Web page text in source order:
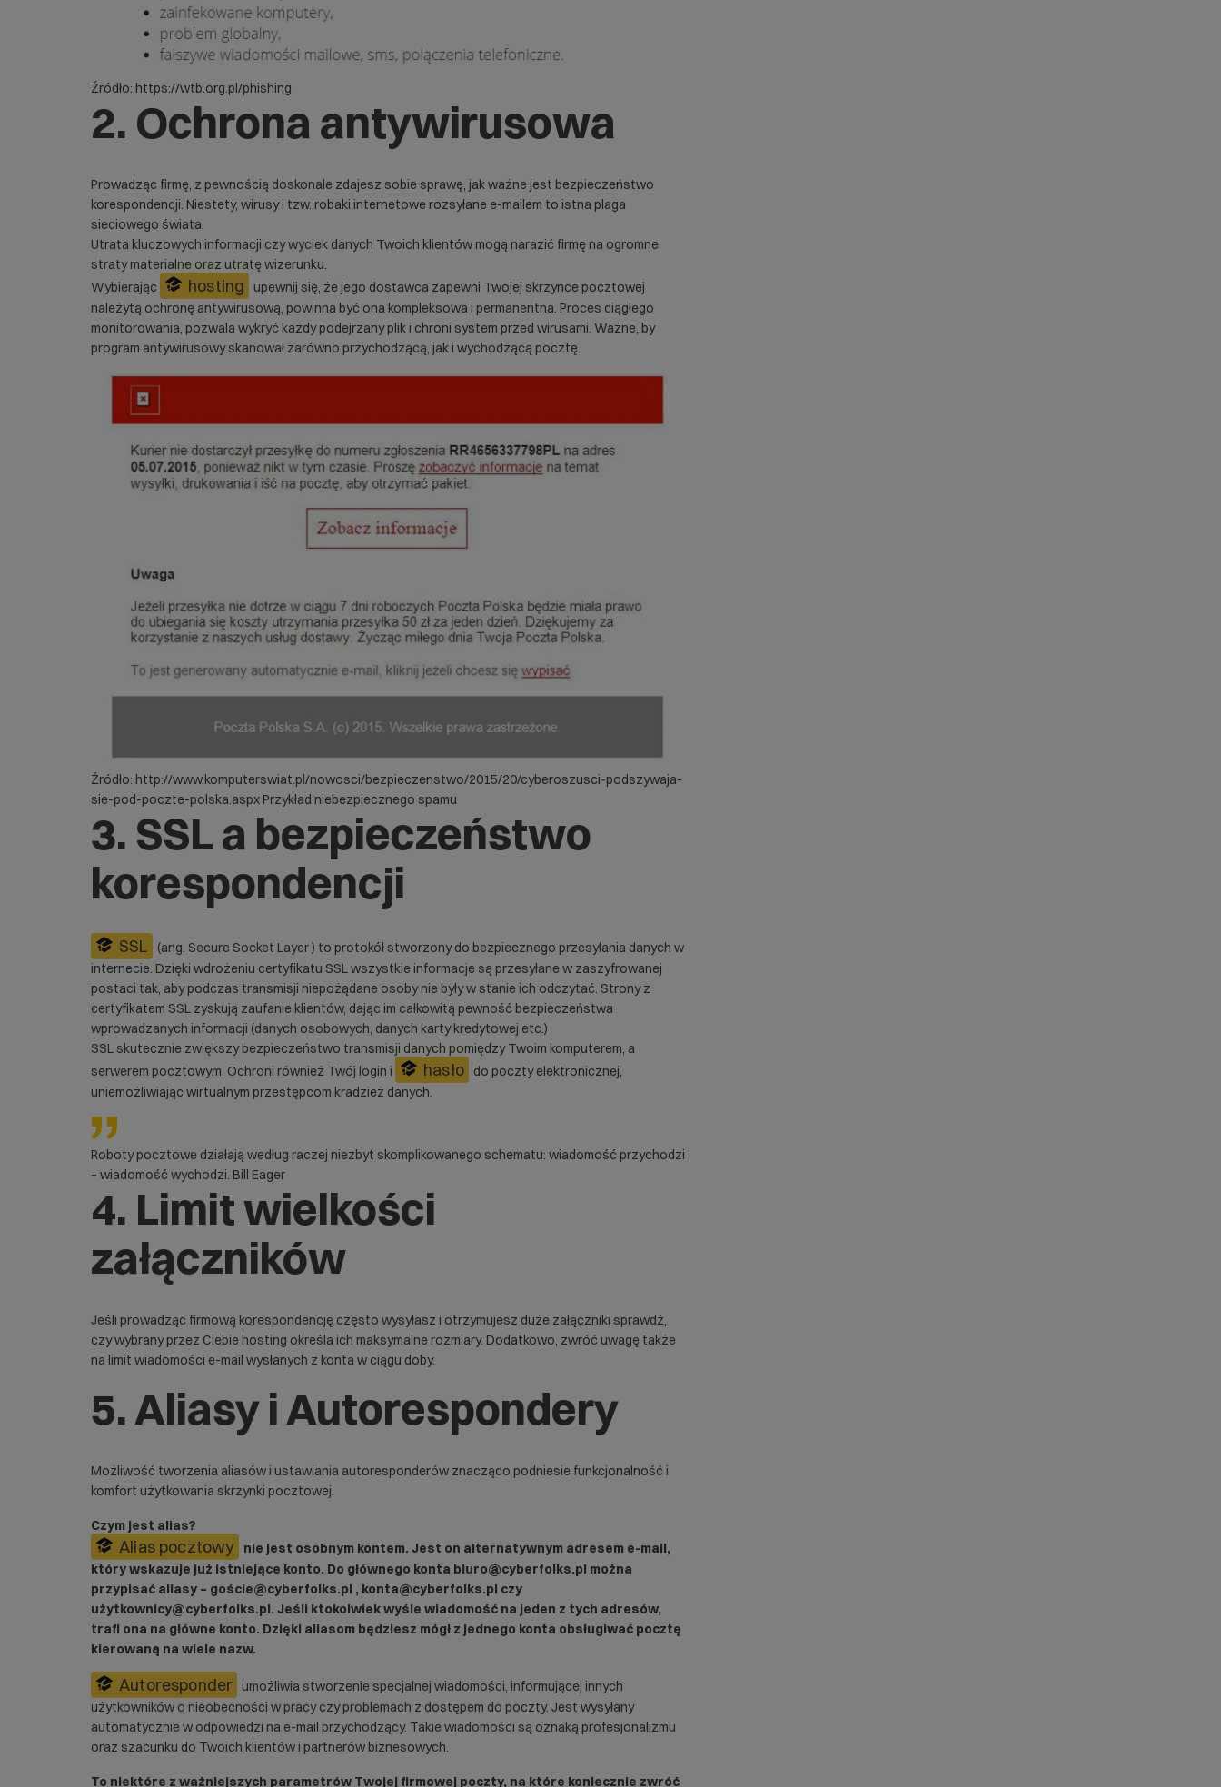
Źródło: https://wtb.org.pl/phishing
2. Ochrona antywirusowa
Prowadząc firmę, z pewnością doskonale zdajesz sobie sprawę, jak ważne jest bezpieczeństwo
korespondencji. Niestety, wirusy i tzw. robaki internetowe rozsyłane e-mailem to istna plaga
sieciowego świata.
Utrata kluczowych informacji czy wyciek danych Twoich klientów mogą narazić firmę na ogromne
straty materialne oraz utratę wizerunku.
Wybierając
hosting
upewnij się, że jego dostawca zapewni Twojej skrzynce pocztowej
należytą ochronę antywirusową, powinna być ona kompleksowa i permanentna. Proces ciągłego
monitorowania, pozwala wykryć każdy podejrzany plik i chroni system przed wirusami. Ważne, by
program antywirusowy skanował zarówno przychodzącą, jak i wychodzącą pocztę.
Źródło: http://www.komputerswiat.pl/nowosci/bezpieczenstwo/2015/20/cyberoszusci-podszywaja-
sie-pod-poczte-polska.aspx Przykład niebezpiecznego spamu
3. SSL a bezpieczeństwo
korespondencji
SSL
(ang. Secure Socket Layer ) to protokół stworzony do bezpiecznego przesyłania danych w
internecie. Dzięki wdrożeniu certyfikatu SSL wszystkie informacje są przesyłane w zaszyfrowanej
postaci tak, aby podczas transmisji niepożądane osoby nie były w stanie ich odczytać. Strony z
certyfikatem SSL zyskują zaufanie klientów, dając im całkowitą pewność bezpieczeństwa
wprowadzanych informacji (danych osobowych, danych karty kredytowej etc.)
SSL skutecznie zwiększybezpieczeństwo transmisji danych pomiędzy Twoim komputerem, a
serwerem pocztowym. Ochroni również Twój login i
hasło
do poczty elektronicznej,
uniemożliwiając wirtualnym przestępcom kradzież danych.
Roboty pocztowe działają według raczej niezbyt skomplikowanego schematu: wiadomość przychodzi
– wiadomość wychodzi. Bill Eager
4. Limit wielkości
załączników
Jeśli prowadząc firmową korespondencję często wysyłasz i otrzymujesz duże załączniki sprawdź,
czy wybrany przez Ciebie hosting określa ich maksymalne rozmiary. Dodatkowo, zwróć uwagę także
na limit wiadomości e-mail wysłanych z konta w ciągu doby.
5. Aliasy i Autorespondery
Możliwość tworzenia aliasów i ustawiania autoresponderów znacząco podniesie funkcjonalność i
komfort użytkowania skrzynki pocztowej.
Czym jest alias?
Alias pocztowy
nie jest osobnym kontem. Jest on alternatywnym adresem e-mail,
który wskazuje już istniejące konto. Do głównego konta biuro@cyberfolks.pl można
przypisać aliasy – goście@cyberfolks.pl , konta@cyberfolks.pl czy
użytkownicy@cyberfolks.pl. Jeśli ktokolwiek wyśle wiadomość na jeden z tych adresów,
trafi ona na główne konto. Dzięki aliasom będziesz mógł z jednego konta obsługiwać pocztę
kierowaną na wiele nazw.
Autoresponder
umożliwia stworzenie specjalnej wiadomości, informującej innych
użytkowników o nieobecności w pracy czy problemach z dostępem do poczty. Jest wysyłany
automatycznie w odpowiedzi na e-mail przychodzący. Takie wiadomości są oznaką profesjonalizmu
oraz szacunku do Twoich klientów i partnerów biznesowych.
To niektóre z ważniejszych parametrów Twojej firmowej poczty, na które koniecznie zwróć